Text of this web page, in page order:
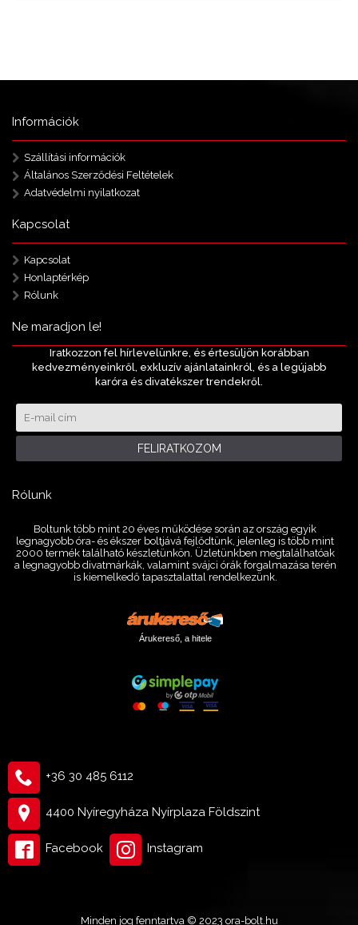
Információk
Szállítási információk
Általános Szerződési Feltételek
Adatvédelmi nyilatkozat
Kapcsolat
Kapcsolat
Honlaptérkép
Rólunk
Ne maradjon le!
Iratkozzon fel hírlevelünkre, és értesüljön korábban
kedvezményeinkről, exkluzív ajánlatainkról, és a legújabb
karóra és divatékszer trendekről.
FELIRATKOZOM
Rólunk
Boltunk több mint 20 éves működése során az ország egyik
legnagyobb óra- és ékszer boltjává fejlődtünk, jelenleg is több mint
2000 termék található készletünkön. Üzletünkben megtalálhatóak
a legnagyobb divatmárkák, valamint svájci órák forgalmazása terén
is kiemelkedő tapasztalattal rendelkezünk.
Árukereső, a hitele
+36 30 485 6112
4400 Nyíregyháza Nyírplaza Földszint
Facebook Instagram
Minden jog fenntartva © 2023 ora-bolt.hu